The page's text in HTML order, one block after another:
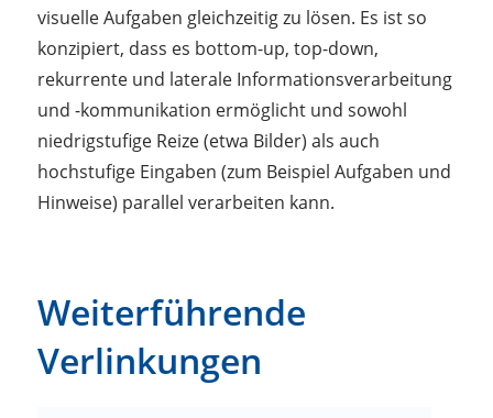
visuelle Aufgaben gleichzeitig zu lösen. Es ist so
konzipiert, dass es bottom-up, top-down,
rekurrente und laterale Informationsverarbeitung
und -kommunikation ermöglicht und sowohl
niedrigstufige Reize (etwa Bilder) als auch
hochstufige Eingaben (zum Beispiel Aufgaben und
Hinweise) parallel verarbeiten kann.
Weiterführende
Verlinkungen